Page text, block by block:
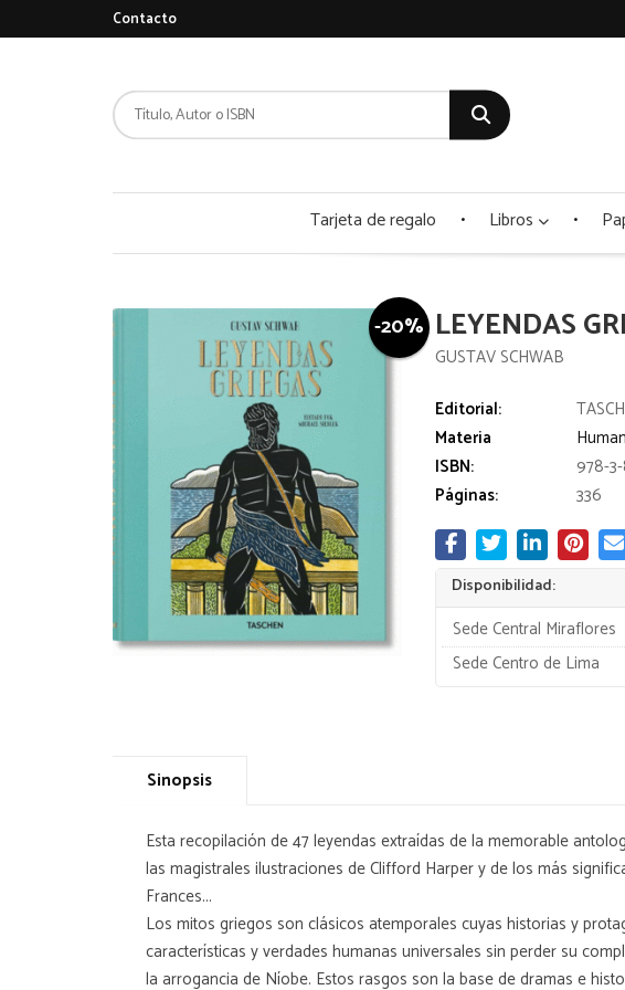
Contacto
Tarjeta de regalo Libros
-20% LEYENDAS
GUSTAV SCHWAB
Editorial:
Materia
ISBN:
978-
Páginas:
336
Disponibilidad:
Sede Central Miraflores
Sede Centro de Lima
Sinopsis
Esta recopilación de 47 leyendas extraídas de la memorable
las magistrales ilustraciones de Clifford Harper y de los más
Frances...
Los mitos griegos son clásicos atemporales cuyas historias y
características y verdades humanas universales sin perder su
la arrogancia de Níobe. Estos rasgos son la base de dramas e